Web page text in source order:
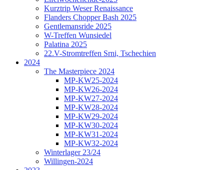
Kurztrip Weser Renaissance
Flanders Chopper Bash 2025
Gentlemansride 2025
W-Treffen Wunsiedel
Palatina 2025
22.V-Stromtreffen Srni, Tschechien
2024
The Masterpiece 2024
MP-KW25-2024
MP-KW26-2024
MP-KW27-2024
MP-KW28-2024
MP-KW29-2024
MP-KW30-2024
MP-KW31-2024
MP-KW32-2024
Winterlager 23/24
Willingen-2024